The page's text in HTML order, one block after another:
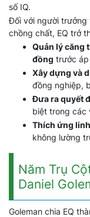
số IQ.
Đối với người trưởng
chồng chất, EQ trở
Quản lý căng
đồng trước
Xây dựng và
đồng nghiệp,
Đưa ra quyết
biệt trong các
Thích ứng
không lường
Năm Trụ
Daniel
Goleman chia EQ